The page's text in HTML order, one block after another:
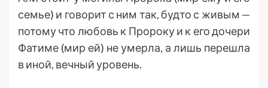
семье) и говорит с ним так, будто с живым —
потому что любовь к Пророку и к его дочери
Фатиме (мир ей) не умерла, а лишь перешла
в иной, вечный уровень.